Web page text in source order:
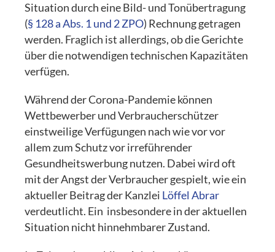
Situation durch eine Bild- und Tonübertragung
(§ 128 a Abs. 1 und 2 ZPO) Rechnung getragen
werden. Fraglich ist allerdings, ob die Gerichte
über die notwendigen technischen Kapazitäten
verfügen.
Während der Corona-Pandemie können
Wettbewerber und Verbraucherschützer
einstweilige Verfügungen nach wie vor vor
allem zum Schutz vor irreführender
Gesundheitswerbung nutzen. Dabei wird oft
mit der Angst der Verbraucher gespielt, wie ein
aktueller Beitrag der Kanzlei Löffel Abrar
verdeutlicht. Ein insbesondere in der aktuellen
Situation nicht hinnehmbarer Zustand.